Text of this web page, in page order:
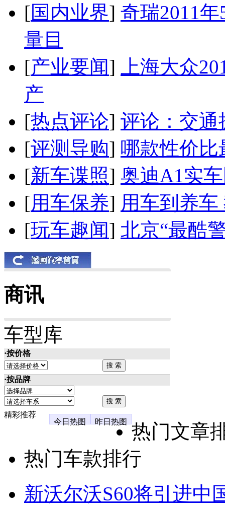
[国内业界] 奇瑞2011
量目
[产业要闻]
上海大众
产
[热点评论] 评论：交通
[评测导购] 哪款性价比
[新车谍照] 奥迪A1实
[用车保养] 用车到养
[玩车趣闻] 北京“最酷
商讯
车型库
·按价格
·按品牌
精彩推荐
今日热图
昨日热图
热门文章
热门车款排行
新沃尔沃S60将引进中